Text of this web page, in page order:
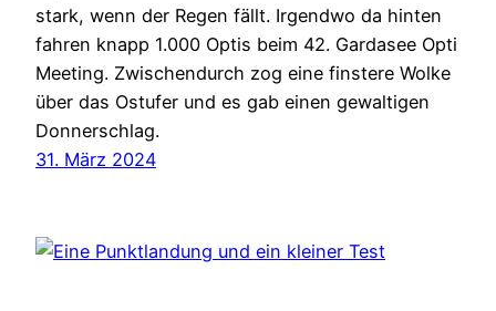
stark, wenn der Regen fällt. Irgendwo da hinten
fahren knapp 1.000 Optis beim 42. Gardasee Opti
Meeting. Zwischendurch zog eine finstere Wolke
über das Ostufer und es gab einen gewaltigen
Donnerschlag.
31. März 2024